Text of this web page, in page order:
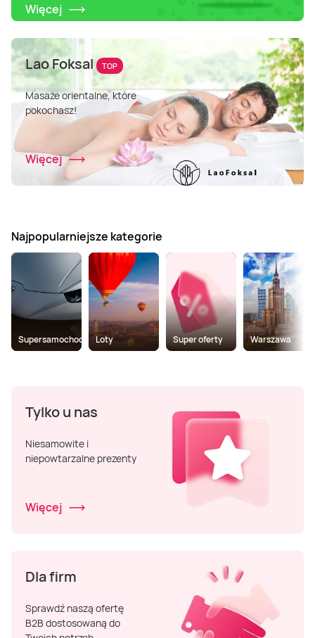
Więcej
Lao Foksal TOP
Masaże orientalne, które
pokochasz!
Więcej
Najpopularniejsze kategorie
Supersamochody Loty Super oferty Warszawa
Tylko u nas
Niesamowite i
niepowtarzalne prezenty
Więcej
Dla firm
Sprawdź naszą ofertę
B2B dostosowaną do